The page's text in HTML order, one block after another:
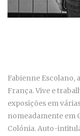
Fabienne Escolano,
França. Vive e
exposições em
nomeadamente em
Colónia. Auto-